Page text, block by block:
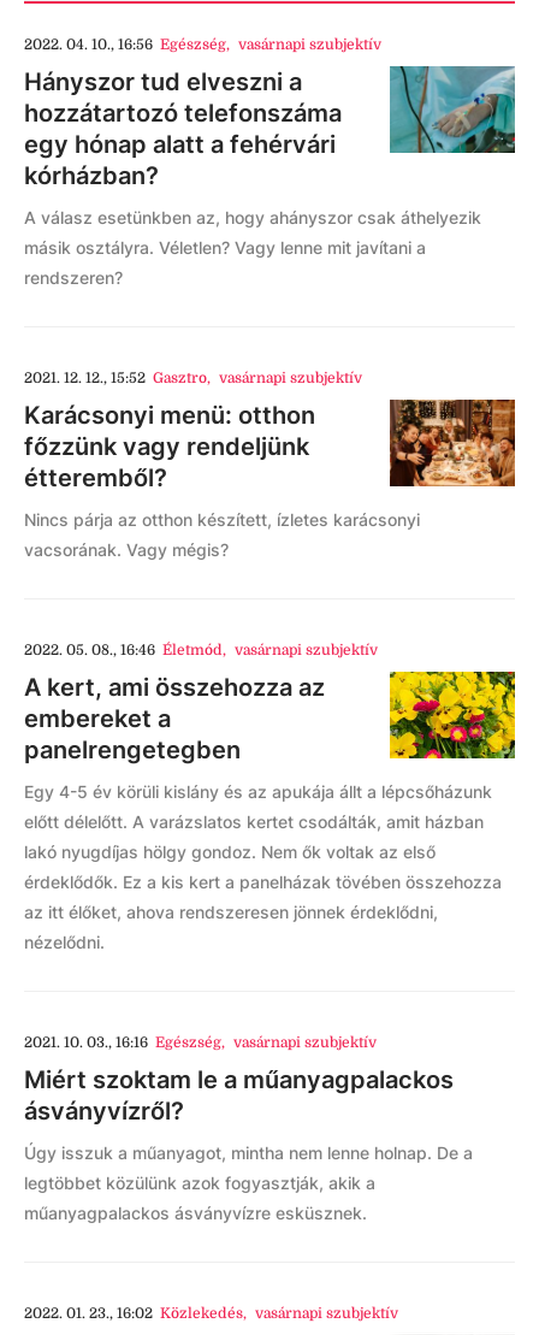
2022. 04. 10., 16:56 Egészség, vasárnapi szubjektív
Hányszor tud elveszni a
hozzátartozó telefonszáma
egy hónap alatt a fehérvári
kórházban?
A válasz esetünkben az, hogy ahányszor csak áthelyezik
másik osztályra. Véletlen? Vagy lenne mit javítani a
rendszeren?
2021. 12. 12., 15:52 Gasztro, vasárnapi szubjektív
Karácsonyi menü: otthon
főzzünk vagy rendeljünk
étteremből?
Nincs párja az otthon készített, ízletes karácsonyi
vacsorának. Vagy mégis?
2022. 05. 08., 16:46 Életmód, vasárnapi szubjektív
A kert, ami összehozza az
embereket a
panelrengetegben
Egy 4-5 év körüli kislány és az apukája állt a lépcsőházunk
előtt délelőtt. A varázslatos kertet csodálták, amit házban
lakó nyugdíjas hölgy gondoz. Nem ők voltak az első
érdeklődők. Ez a kis kert a panelházak tövében összehozza
az itt élőket, ahova rendszeresen jönnek érdeklődni,
nézelődni.
2021. 10. 03., 16:16 Egészség, vasárnapi szubjektív
Miért szoktam le a műanyagpalackos
ásványvízről?
Úgy isszuk a műanyagot, mintha nem lenne holnap. De a
legtöbbet közülünk azok fogyasztják, akik a
műanyagpalackos ásványvízre esküsznek.
2022. 01. 23., 16:02 Közlekedés, vasárnapi szubjektív